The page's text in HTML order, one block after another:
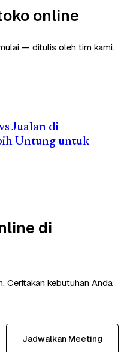
online
— ditulis oleh tim kami.
Jualan di
Untung untuk
di
Ceritakan kebutuhan Anda
Jadwalkan Meeting